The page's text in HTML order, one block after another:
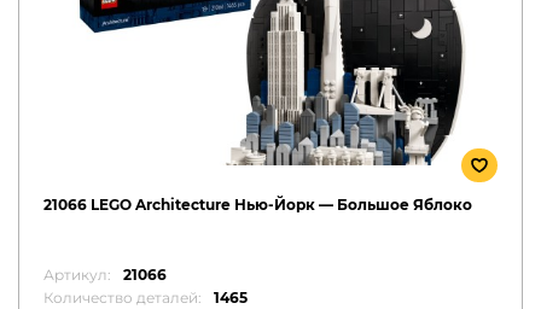
21066 LEGO Architecture Нью-Йорк — Большое Яблоко
Артикул:
21066
Количество деталей:
1465